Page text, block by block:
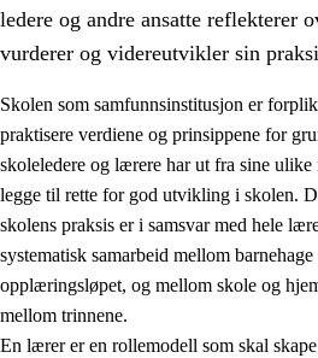
3. Prinsipper for skolens praksis
Et inkluderende læringsmiljø
ledere og andre ansatte reflekterer
vurderer og videreutvikler sin
Skolen som samfunnsinstitusjon er
praktisere verdiene og prinsippene for
skoleledere og lærere har ut fra sine ulike
legge til rette for god utvikling i skolen.
skolens praksis er i samsvar med hele
systematisk samarbeid mellom
opplæringsløpet, og mellom skole og
mellom trinnene.
En lærer er en rollemodell som skal